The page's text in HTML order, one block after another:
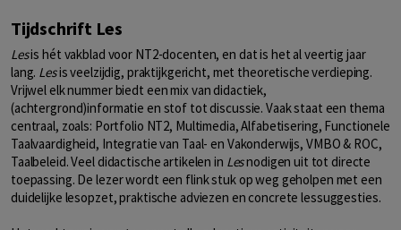
Tijdschrift Les
Lesis hét vakblad voor NT2-docenten, en dat is het al veertig jaar
lang. Lesis veelzijdig, praktijkgericht, met theoretische verdieping.
Vrijwel elk nummer biedt een mix van didactiek,
(achtergrond)informatie en stof tot discussie. Vaak staat een thema
centraal, zoals: Portfolio NT2, Multimedia, Alfabetisering, Functionele
Taalvaardigheid, Integratie van Taal- en Vakonderwijs, VMBO & ROC,
Taalbeleid. Veel didactische artikelen in Lesnodigen uit tot directe
toepassing. De lezer wordt een flink stuk op weg geholpen met een
duidelijke lesopzet, praktische adviezen en concrete lessuggesties.